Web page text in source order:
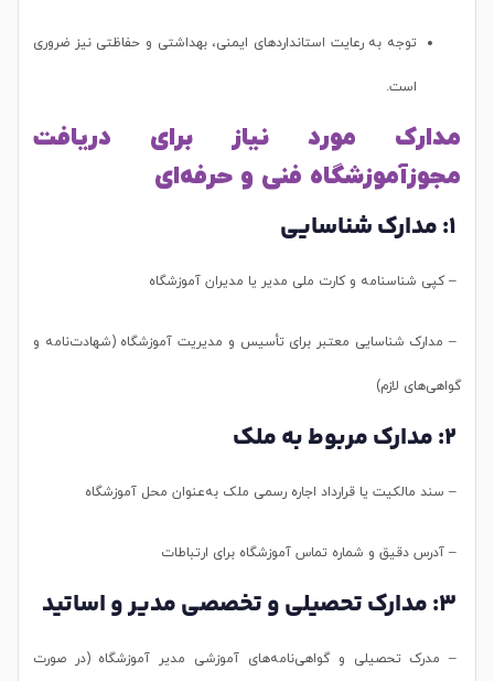
توجه به رعایت استانداردهای ایمنی، بهداشتی و حفاظتی نیز ضروری
است.
مدارک مورد نیاز برای دریافت
مجوزآموزشگاه فنی و حرفه‌ای
– کپی شناسنامه و کارت ملی مدیر یا مدیران آموزشگاه
– مدارک شناسایی معتبر برای تأسیس و مدیریت آموزشگاه (شهادت‌نامه و
گواهی‌های لازم)
– سند مالکیت یا قرارداد اجاره رسمی ملک به‌عنوان محل آموزشگاه
– آدرس دقیق و شماره تماس آموزشگاه برای ارتباطات
– مدرک تحصیلی و گواهی‌نامه‌های آموزشی مدیر آموزشگاه (در صورت